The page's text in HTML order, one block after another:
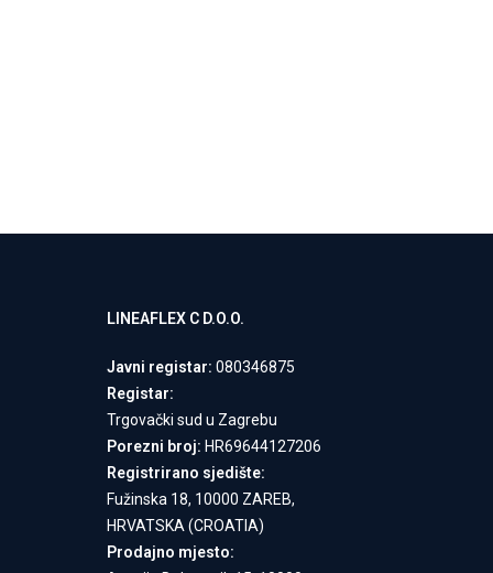
LINEAFLEX C D.O.O.
Javni registar: 080346875
Registar:
Trgovački sud u Zagrebu
Porezni broj: HR69644127206
Registrirano sjedište:
Fužinska 18, 10000 ZAREB,
HRVATSKA (CROATIA)
Prodajno mjesto: